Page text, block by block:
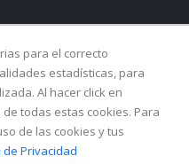
para el correcto
estadísticas, para
Al hacer click en
todas estas cookies. Para
de las cookies y tus
de Privacidad